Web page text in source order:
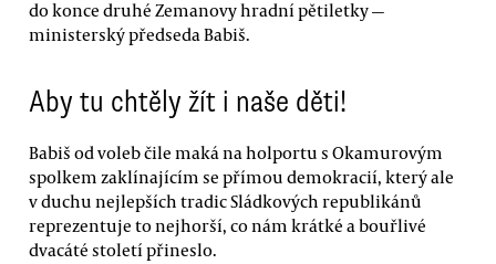
do konce druhé Zemanovy hradní pětiletky —
ministerský předseda Babiš.
Aby tu chtěly žít i naše děti!
Babiš od voleb čile maká na holportu s Okamurovým
spolkem zaklínajícím se přímou demokracií, který ale
v duchu nejlepších tradic Sládkových republikánů
reprezentuje to nejhorší, co nám krátké a bouřlivé
dvacáté století přineslo.